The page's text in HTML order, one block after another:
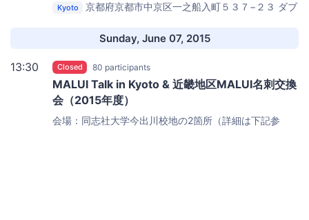
Kyoto 京都府京都市中京区一之船入町５３７−２３ ダブ
Sunday, June 07, 2015
13:30 Closed 80 participants
MALUI Talk in Kyoto & 近畿地区MALUI名刺交換
会（2015年度）
会場：同志社大学今出川校地の2箇所（詳細は下記参